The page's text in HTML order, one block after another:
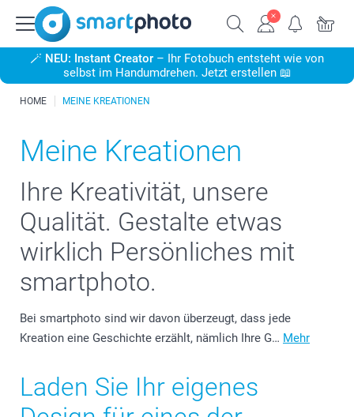
🪄 NEU: Instant Creator – Ihr Fotobuch entsteht wie von
selbst im Handumdrehen. Jetzt erstellen 📖
HOME MEINE KREATIONEN
Meine Kreationen
Ihre Kreativität, unsere
Qualität. Gestalte etwas
wirklich Persönliches mit
smartphoto.
Bei smartphoto sind wir davon überzeugt, dass jede
Kreation eine Geschichte erzählt, nämlich Ihre G… Mehr
Laden Sie Ihr eigenes